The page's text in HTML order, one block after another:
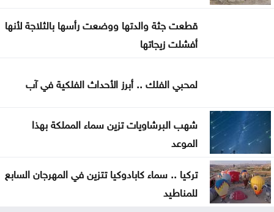
غوتيريش يدعو روسيا وأوكرانيا إلى تجنب استهداف
علامات تجارية مقلدة
قطعت جثة والدتها ووضعت رأسها بالثلاجة لأنها
أفشلت زيجاتها
لمحبي الفلك .. أبرز الأحداث الفلكية في آب
شهب البرشاويات تزين سماء المملكة بهذا
الموعد
تركيا .. سماء كابادوكيا تتزين في المهرجان السابع
للمناطيد